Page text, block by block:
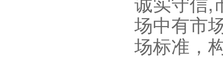
场中有市
场标准，